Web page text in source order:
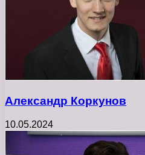
Александр Коркунов
10.05.2024